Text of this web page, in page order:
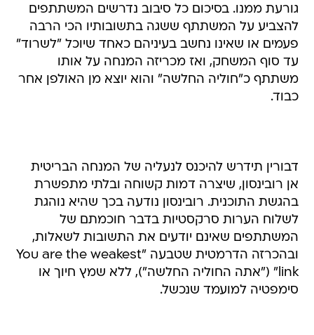
גורעת ממנו. בסיכום כל סיבוב נדרשים המשתתפים
להצביע על המשתתף ששגה בתשובותיו הכי הרבה
פעמים או שאינו נחשב בעיניהם כאחד שיוכל "לשרוד"
עד סוף המשחק, ואז מכריזה המנחה על אותו
משתתף כ"חוליה החלשה" והוא יוצא מן האולפן אחר
כבוד.
דבורין תידרש להיכנס לנעליה של המנחה הבריטית
אן רובינסון, שיצרה דמות קשוחה ובלתי מתפשרת
בהגשת התוכנית. רובינסון נודעה בכך שהיא נוהגת
לשלוח הערות סרקסטיות בדבר חוכמתם של
המשתתפים שאינם יודעים את התשובות לשאלות,
ובהכרזה הדרמטית שטבעה "You are the weakest
link" ("אתה החוליה החלשה"), ללא שמץ חיוך או
סימפטיה למועמד שנכשל.